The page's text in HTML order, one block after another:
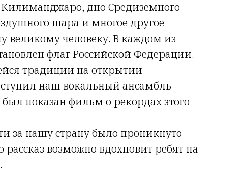
Килиманджаро, дно Средиземного
шара и многое другое
великому человеку. В каждом из
флаг Российской Федерации.
традиции на открытии
наш вокальный ансамбль
был показан фильм о рекордах этого
за нашу страну было проникнуто
рассказ возможно вдохновит ребят на